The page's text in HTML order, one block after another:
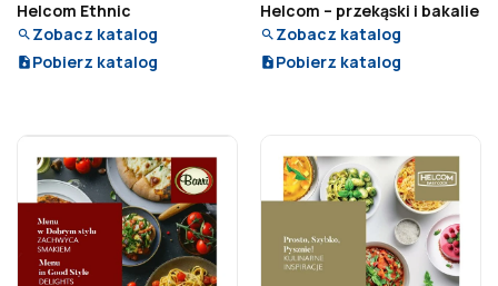
Helcom Ethnic
Zobacz katalog
Pobierz katalog
Helcom – przekąski i bakalie
Zobacz katalog
Pobierz katalog